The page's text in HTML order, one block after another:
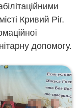
Кривий Ріг.
допомогу.